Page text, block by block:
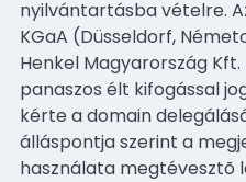
nyilvántartásba vételre.
KGaA (Düsseldorf,
Henkel Magyarország
panaszos élt kifogással
kérte a domain
álláspontja szerint a
használata megtévesztõ